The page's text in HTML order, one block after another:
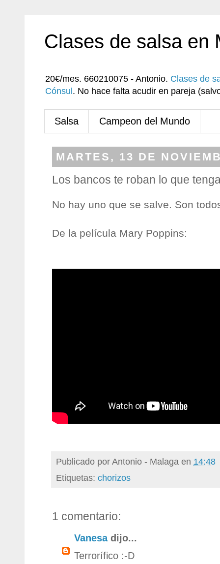
Clases de salsa en
20€/mes. 660210075 - Antonio. Clases de
Cónsul . No hace falta acudir en pareja
Salsa Campeon del Mundo
MARTES, 13 DE
Los bancos te roban lo que
No hay uno que se salve. Son
De la película Mary Poppins:
Publicado porAntonio - Malaga en 14:48
Etiquetas: chorizos
1 comentario:
Vanesadijo...
Terrorífico :-D